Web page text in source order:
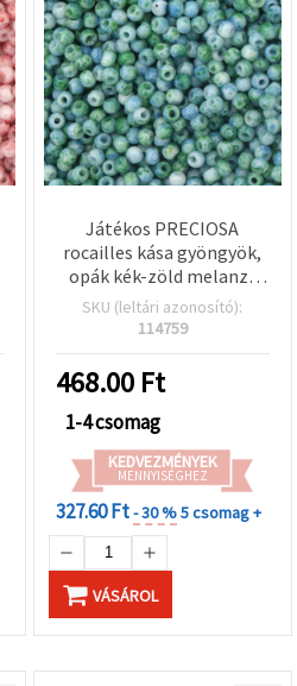
Játékos PRECIOSA
rocailles kása gyöngyök,
opák kék-zöld melanzs
mix, színezett üveg, 4
mm, furat 1 mm – 10 g
kiegészítőkhöz és egyedi
kézműves projektekhez
SKU (leltári azonosító):
114759
468.00 Ft
1-4 csomag
KEDVEZMÉNYEK
MENNYISÉGHEZ
327.60 Ft- 30 %5 csomag +
VÁSÁROL